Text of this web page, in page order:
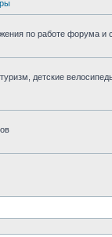
по работе форума и
детские